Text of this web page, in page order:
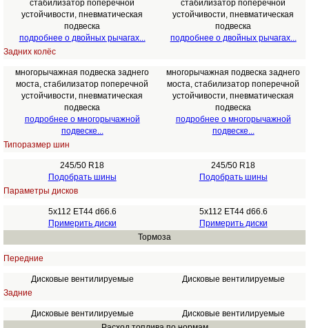
стабилизатор поперечной
устойчивости, пневматическая
подвеска
подробнее о двойных рычагах...
стабилизатор поперечной
устойчивости, пневматическая
подвеска
подробнее о двойных рычагах...
Задних колёс
многорычажная подвеска заднего
моста, стабилизатор поперечной
устойчивости, пневматическая
подвеска
подробнее о многорычажной
подвеске...
многорычажная подвеска заднего
моста, стабилизатор поперечной
устойчивости, пневматическая
подвеска
подробнее о многорычажной
подвеске...
Типоразмер шин
245/50 R18
Подобрать шины
245/50 R18
Подобрать шины
Параметры дисков
5x112 ET44 d66.6
Примерить диски
5x112 ET44 d66.6
Примерить диски
Тормоза
Передние
Дисковые вентилируемые
Дисковые вентилируемые
Задние
Дисковые вентилируемые
Дисковые вентилируемые